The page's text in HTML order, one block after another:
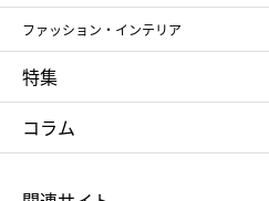
お中元
ポール&ジョー ボーテ
NARS
RMK
クリニーク
アンリ・シャルパンティエ
ゴディバ
たねや
ねんりん家
ファッション・インテリア
ポロ ラルフ ローレン
タケオ キクチ
シュタイフ
特集
お中元
ひな人形
コラム